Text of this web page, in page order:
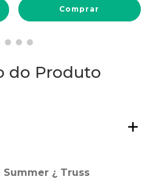
Comprar
do Produto
Summer ¿ Truss